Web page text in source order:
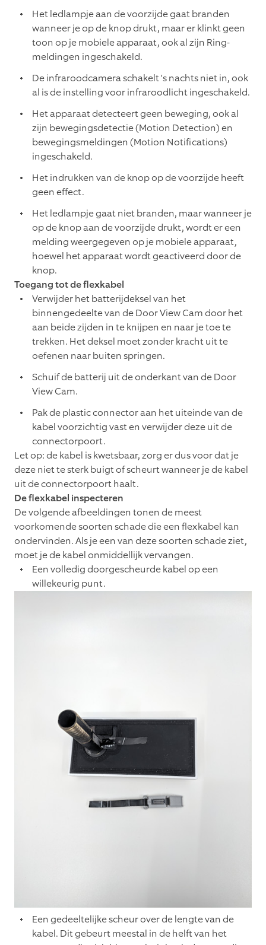
Het ledlampje aan de voorzijde gaat branden
wanneer je op de knop drukt, maar er klinkt geen
toon op je mobiele apparaat, ook al zijn Ring-
meldingen ingeschakeld.
De infraroodcamera schakelt 's nachts niet in, ook
al is de instelling voor infraroodlicht ingeschakeld.
Het apparaat detecteert geen beweging, ook al
zijn bewegingsdetectie (Motion Detection) en
bewegingsmeldingen (Motion Notifications)
ingeschakeld.
Het indrukken van de knop op de voorzijde heeft
geen effect.
Het ledlampje gaat niet branden, maar wanneer je
op de knop aan de voorzijde drukt, wordt er een
melding weergegeven op je mobiele apparaat,
hoewel het apparaat wordt geactiveerd door de
knop.
Toegang tot de flexkabel
Verwijder het batterijdeksel van het
binnengedeelte van de Door View Cam door het
aan beide zijden in te knijpen en naar je toe te
trekken. Het deksel moet zonder kracht uit te
oefenen naar buiten springen.
Schuif de batterij uit de onderkant van de Door
View Cam.
Pak de plastic connector aan het uiteinde van de
kabel voorzichtig vast en verwijder deze uit de
connectorpoort.
Let op: de kabel is kwetsbaar, zorg er dus voor dat je
deze niet te sterk buigt of scheurt wanneer je de kabel
uit de connectorpoort haalt.
De flexkabel inspecteren
De volgende afbeeldingen tonen de meest
voorkomende soorten schade die een flexkabel kan
ondervinden. Als je een van deze soorten schade ziet,
moet je de kabel onmiddellijk vervangen.
Een volledig doorgescheurde kabel op een
willekeurig punt.
Een gedeeltelijke scheur over de lengte van de
kabel. Dit gebeurt meestal in de helft van het